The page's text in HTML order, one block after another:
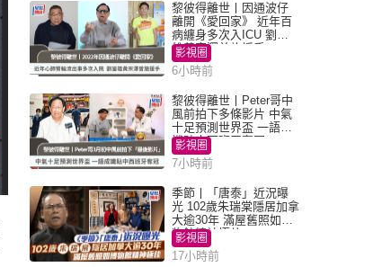
黎彼得離世丨因通波仔
離開《愛回家》 近年百
病纏身多次入ICU 劉鑾
雄黃宗澤曾施援手
影視圈
6小時前
黎彼得離世丨Peter哥中
風前拍下多條影片 中氣
十足預測世界盃 一語成
讖貼中西班牙奪冠
影視圈
7小時前
季節丨「唐泰」近況曝
光 102歲朱瑞棠隱居加拿
大逾30年 滿屋舊照如博
物館精神極佳
影視圈
17小時前